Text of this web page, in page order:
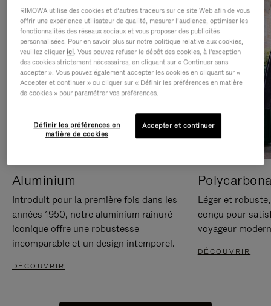
Aluminium
Introduit pour la première fois dans les
années 1950, notre aluminium rainuré
iconique offre une robustesse
incomparable et un design intemporel.
DÉCOUVRIR
Léger et
conçu pour
voyageur
DÉCOUVRIR
RIMOWA utilise des cookies et d’autres traceurs sur ce site Web afin de vous
offrir une expérience utilisateur de qualité, mesurer l’audience, optimiser les
fonctionnalités des réseaux sociaux et vous proposer des publicités
personnalisées. Pour en savoir plus sur notre politique relative aux cookies,
veuillez cliquer ici. Vous pouvez refuser le dépôt des cookies, à l'exception
des cookies strictement nécessaires, en cliquant sur « Continuer sans
accepter ». Vous pouvez également accepter les cookies en cliquant sur «
Accepter et continuer » ou cliquer sur « Définir les préférences en matière
de cookies » pour paramétrer vos préférences.
Définir les préférences en
matière de cookies
Accepter et continuer